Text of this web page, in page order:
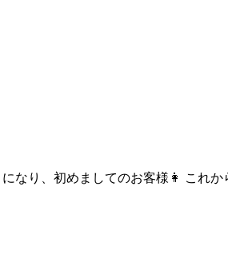
なり、初めましてのお客様👩 これ